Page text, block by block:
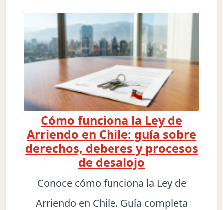
Cómo funciona la Ley de
Arriendo en Chile: guía sobre
derechos, deberes y procesos
de desalojo
Conoce cómo funciona la Ley de
Arriendo en Chile. Guía completa